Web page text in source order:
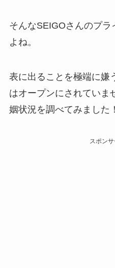
そんなSEIGOさんのプ
よね。
表に出ることを極端に嫌
はオープンにされていま
姻状況を調べてみました！
スポン